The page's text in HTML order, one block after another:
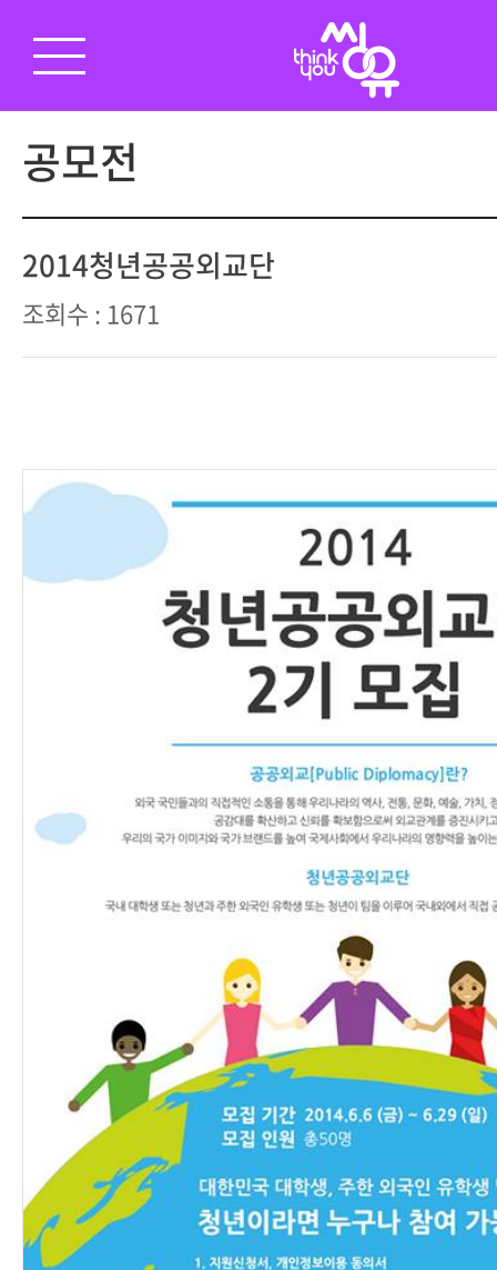
공모전
2014청년공공외교단
조회수 : 1671